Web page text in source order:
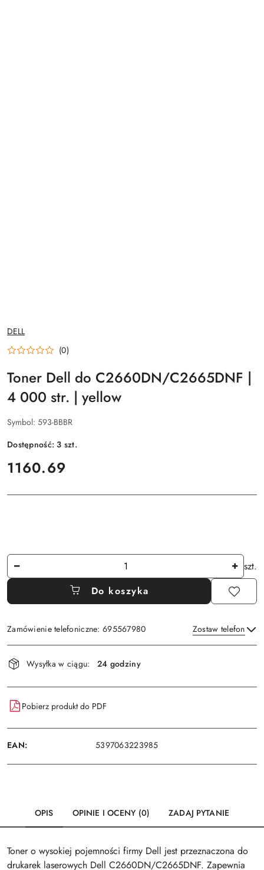
NAZWA
PRODUCENTA:
DELL
(0)
Toner Dell do C2660DN/C2665DNF |
4 000 str. | yellow
Symbol: 593-BBBR
Dostępność:3 szt.
cena:
1160.69
Ilość
szt.
Do koszyka
Zamówienie telefoniczne: 695567980 Zostaw telefon
Dostępność
i
dostawa
Wysyłka w ciągu: 24 godziny
Pobierz produkt do PDF
EAN: 5397063223985
OPIS OPINIE I OCENY (0) ZADAJ PYTANIE
Toner o wysokiej pojemności firmy Dell jest przeznaczona do
drukarek laserowych Dell C2660DN/C2665DNF. Zapewnia